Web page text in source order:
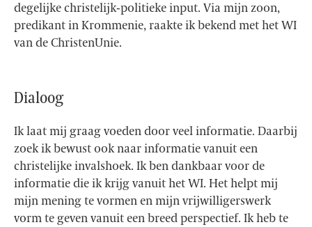
degelijke christelijk-politieke input. Via mijn zoon,
predikant in Krommenie, raakte ik bekend met het WI
van de ChristenUnie.
Dialoog
Ik laat mij graag voeden door veel informatie. Daarbij
zoek ik bewust ook naar informatie vanuit een
christelijke invalshoek. Ik ben dankbaar voor de
informatie die ik krijg vanuit het WI. Het helpt mij
mijn mening te vormen en mijn vrijwilligerswerk
vorm te geven vanuit een breed perspectief. Ik heb te